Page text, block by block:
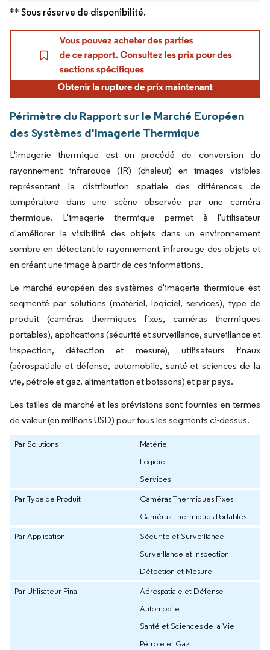
** Sous réserve de disponibilité.
Périmètre du Rapport sur le Marché Européen
des Systèmes d'Imagerie Thermique
L'imagerie thermique est un procédé de conversion du
rayonnement infrarouge (IR) (chaleur) en images visibles
représentant la distribution spatiale des différences de
température dans une scène observée par une caméra
thermique. L'imagerie thermique permet à l'utilisateur
d'améliorer la visibilité des objets dans un environnement
sombre en détectant le rayonnement infrarouge des objets et
en créant une image à partir de ces informations.
Le marché européen des systèmes d'imagerie thermique est
segmenté par solutions (matériel, logiciel, services), type de
produit (caméras thermiques fixes, caméras thermiques
portables), applications (sécurité et surveillance, surveillance et
inspection, détection et mesure), utilisateurs finaux
(aérospatiale et défense, automobile, santé et sciences de la
vie, pétrole et gaz, alimentation et boissons) et par pays.
Les tailles de marché et les prévisions sont fournies en termes
de valeur (en millions USD) pour tous les segments ci-dessus.
Par Solutions
Matériel
Logiciel
Services
Par Type de Produit
Caméras Thermiques Fixes
Caméras Thermiques Portables
Par Application
Sécurité et Surveillance
Surveillance et Inspection
Détection et Mesure
Par Utilisateur Final
Aérospatiale et Défense
Automobile
Santé et Sciences de la Vie
Pétrole et Gaz